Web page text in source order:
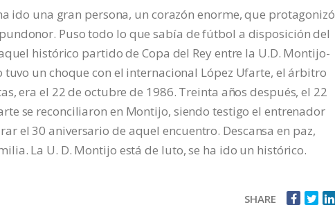
ido una gran persona, un corazón enorme, que protagonizó
Puso todo lo que sabía de fútbol a disposición del
histórico partido de Copa del Rey entre la U.D. Montijo-
tuvo un choque con el internacional López Ufarte, el árbitro
era el 22 de octubre de 1986. Treinta años después, el 22
se reconciliaron en Montijo, siendo testigo el entrenador
el 30 aniversario de aquel encuentro. Descansa en paz,
La U. D. Montijo está de luto, se ha ido un histórico.
SHARE